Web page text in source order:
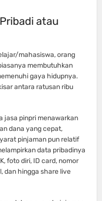
atau
mahasiswa, orang
membutuhkan
gaya hidupnya.
antara ratusan ribu
jasa pinpri menawarkan
dana yang cepat,
pinjaman pun relatif
data pribadinya
foto diri, ID card, nomor
dan hingga share live